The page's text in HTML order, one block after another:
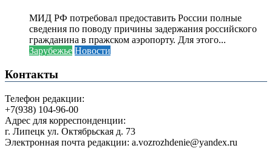
МИД РФ потребовал предоставить России полные
сведения по поводу причины задержания российского
гражданина в пражском аэропорту. Для этого...
Зарубежье Новости
Контакты
Телефон редакции:
+7(938) 104-96-00
Адрес для корреспонденции:
г. Липецк ул. Октябрьская д. 73
Электронная почта редакции: a.vozrozhdenie@yandex.ru